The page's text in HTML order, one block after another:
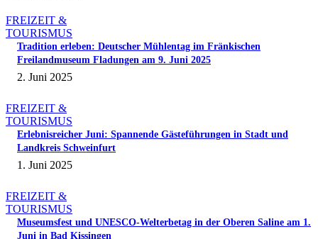
FREIZEIT &
TOURISMUS
Tradition erleben: Deutscher Mühlentag im Fränkischen
Freilandmuseum Fladungen am 9. Juni 2025
2. Juni 2025
FREIZEIT &
TOURISMUS
Erlebnisreicher Juni: Spannende Gästeführungen in Stadt und
Landkreis Schweinfurt
1. Juni 2025
FREIZEIT &
TOURISMUS
Museumsfest und UNESCO-Welterbetag in der Oberen Saline am 1.
Juni in Bad Kissingen